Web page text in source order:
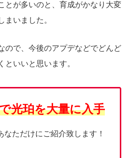
とが多いのと、育成がかなり大変
まいました。
ので、今後のアプデなどでどんど
といいと思います。
光珀を大量に入手
なただけにご紹介致します！